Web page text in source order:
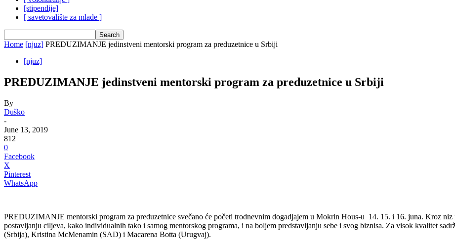
[stipendije]
[ savetovalište za mlade ]
Home [njuz] PREDUZIMANJE jedinstveni mentorski program za preduzetnice u Srbiji
[njuz]
PREDUZIMANJE jedinstveni mentorski program za preduzetnice u Srbiji
By
Duško
-
June 13, 2019
812
0
Facebook
X
Pinterest
WhatsApp
PREDUZIMANJE mentorski program za preduzetnice svečano će početi trodnevnim dogadjajem u Mokrin Hous-u 14. 15. i 16. juna. Kroz
postavljanju ciljeva, kako individualnih tako i samog mentorskog programa, i na boljem predstavljanju sebe i svog biznisa. Za visok kvalitet
(Srbija), Kristina McMenamin (SAD) i Macarena Botta (Urugvaj).